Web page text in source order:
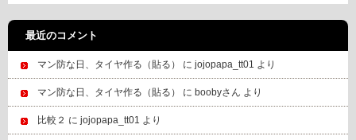
最近のコメント
マン防な日、タイヤ作る（貼る） に jojopapa_tt01 より
マン防な日、タイヤ作る（貼る） に boobyさん より
比較２ に jojopapa_tt01 より